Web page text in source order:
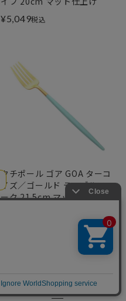
¥5,049税込
クチポール ゴア GOA ターコ
イズ／ゴールド テーブルフォ
ーク 21.5cm マット仕上げ
1